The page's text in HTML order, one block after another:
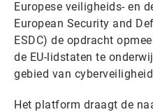
Europese veiligheids- en
European Security and
ESDC) de opdracht
de EU-lidstaten te
gebied van
Het platform draagt de